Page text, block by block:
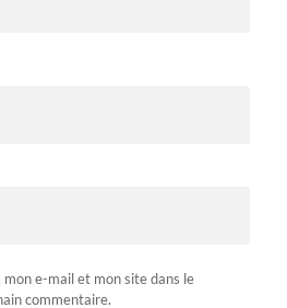
e-mail et mon site dans le
commentaire.